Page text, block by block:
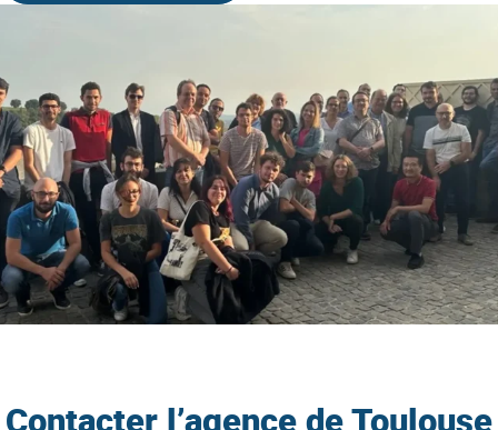
Contacter l’agence de Toulouse